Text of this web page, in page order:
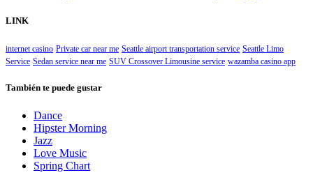
LINK
internet casino Private car near me Seattle airport transportation service Seattle Limo
Service Sedan service near me SUV Crossover Limousine service wazamba casino app
También te puede gustar
Dance
Hipster Morning
Jazz
Love Music
Spring Chart